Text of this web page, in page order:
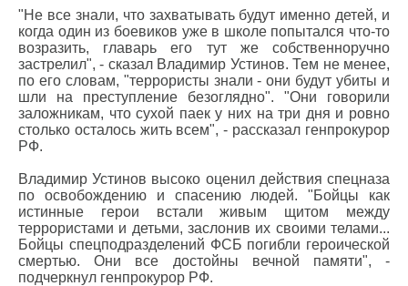
"Не все знали, что захватывать будут именно детей, и
когда один из боевиков уже в школе попытался что-то
возразить, главарь его тут же собственноручно
застрелил", - сказал Владимир Устинов. Тем не менее,
по его словам, "террористы знали - они будут убиты и
шли на преступление безоглядно". "Они говорили
заложникам, что сухой паек у них на три дня и ровно
столько осталось жить всем", - рассказал генпрокурор
РФ.
Владимир Устинов высоко оценил действия спецназа
по освобождению и спасению людей. "Бойцы как
истинные герои встали живым щитом между
террористами и детьми, заслонив их своими телами...
Бойцы спецподразделений ФСБ погибли героической
смертью. Они все достойны вечной памяти", -
подчеркнул генпрокурор РФ.